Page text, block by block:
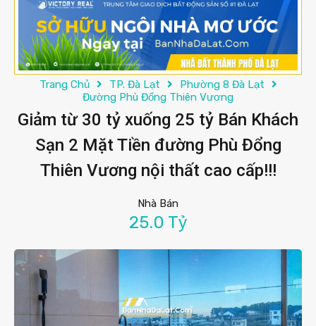
Trang Chủ TP. Đà Lạt
Phường 8 Đà Lạt
Đường Phù Đổng Thiên Vương
Giảm từ 30 tỷ xuống 25 tỷ Bán Khách
Sạn 2 Mặt Tiền đường Phù Đổng
Thiên Vương nội thất cao cấp!!!
Nhà Bán
25.0 Tỷ